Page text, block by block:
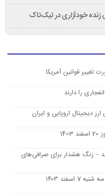
خودآزاری در تیک‌تاک
قوانین آمریکا
را دارند
دیجیتال اروپایی و ایران
– زنگ هشدار برای صرافی‌های
۱۴۰۳